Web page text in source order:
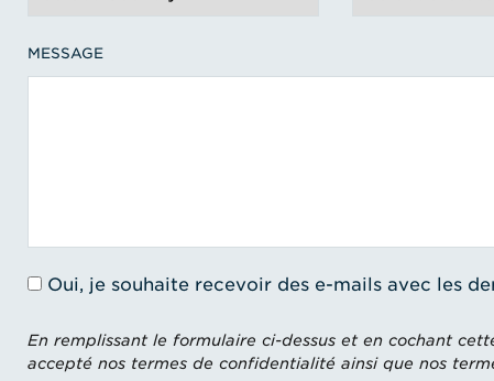
MESSAGE
Oui, je souhaite recevoir des e-mails avec les
En remplissant le formulaire ci-dessus et en cochant
accepté nos termes de confidentialité ainsi que nos